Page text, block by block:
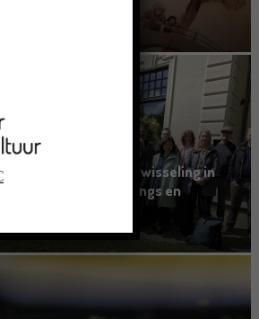
uitwisseling in
rond het Gronings en
2026